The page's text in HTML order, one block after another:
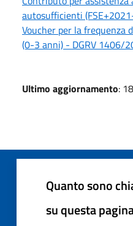
autosufficienti
Voucher per la frequenza
(0-3 anni) - DGRV 1406/
Ultimo aggiornamento:
Quanto sono
su questa